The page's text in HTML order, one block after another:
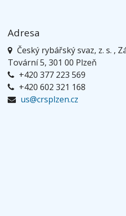
Adresa
Český rybářský svaz, z. s. ,
Tovární 5, 301 00 Plzeň
+420 377 223 569
+420 602 321 168
us@crsplzen.cz